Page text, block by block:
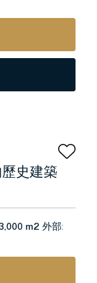
史建築
m2外部: